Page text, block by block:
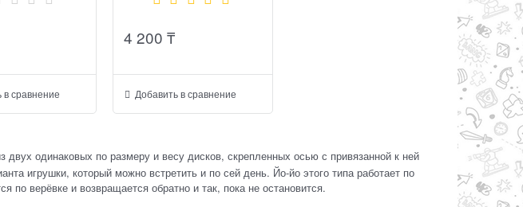
в сравнение
4 200 ₸
Добавить в сравнение
двух одинаковых по размеру и весу дисков, скрепленных осью с привязанной к ней
игрушки, который можно встретить и по сей день. Йо-йо этого типа работает по
по верёвке и возвращается обратно и так, пока не остановится.